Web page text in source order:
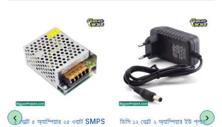
৫ ভোল্ট ৫ অ্যাম্পিয়ার ২৫ ওয়াট SMPS
ডিসি ১২ ভোল্ট ২ অ্যাম্পিয়ার ইউ প্লাগ